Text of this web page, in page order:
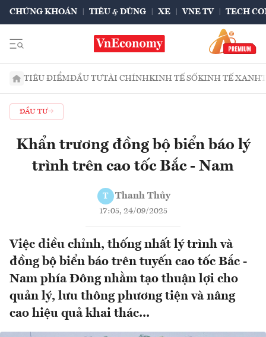
CHỨNG KHOÁN TIÊU & DÙNG XE VNE TV TECH
TIÊU ĐIỂMĐẦU TƯTÀI CHÍNHKINH TẾ SỐKINH TẾ XANH
ĐẦU TƯ
Khẩn trương đồng bộ biển báo lý
trình trên cao tốc Bắc - Nam
T Thanh Thủy
17:05, 24/09/2025
Việc điều chỉnh, thống nhất lý trình và
đồng bộ biển báo trên tuyến cao tốc Bắc -
Nam phía Đông nhằm tạo thuận lợi cho
quản lý, lưu thông phương tiện và nâng
cao hiệu quả khai thác...